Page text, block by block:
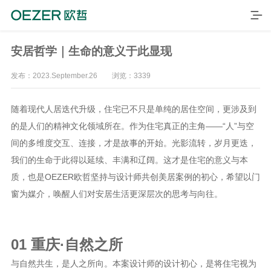
首页
品牌
案例
安居哲学｜生命的意义于此显现
发布：2023.September.26 浏览：3339
随着现代人居迭代升级，住宅已不只是单纯的居住空间，更涉及到
的是人们的精神文化领域所在。作为住宅真正的主角——“人”与空
间的多维度交互、连接，才是故事的开始。光影流转，岁月更迭，
我们的生命于此得以延续、丰满和辽阔。这才是住宅的意义与本
质，也是OEZER欧哲坚持与设计师共创美居案例的初心，希望以门
窗为媒介，唤醒人们对安居生活更深层次的思考与向往。
01 重庆·自然之所
与自然共生，是人之所向。本案设计师的设计初心，是将住宅视为